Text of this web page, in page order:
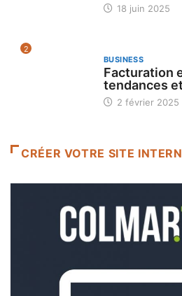
18 juin 2025
2
BUSINESS
Facturation
tendances
2 février 2025
CRÉER VOTRE SITE